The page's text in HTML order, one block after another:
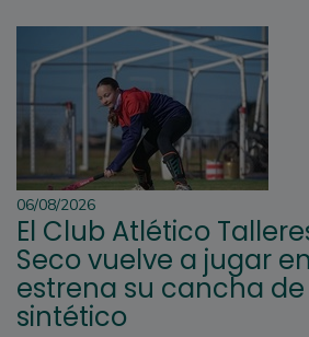
06/08/2026
El Club Atlético
Seco vuelve a jugar
estrena su cancha
sintético